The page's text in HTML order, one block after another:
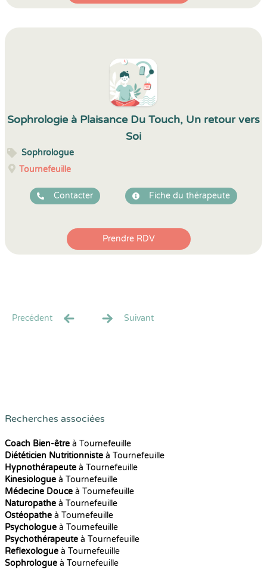
Sophrologie à Plaisance Du Touch, Un retour vers
Soi
Sophrologue
Tournefeuille
Contacter Fiche du thérapeute
Prendre RDV
Precédent Suivant
Recherches associées
Coach Bien-être à Tournefeuille
Diététicien Nutritionniste à Tournefeuille
Hypnothérapeute à Tournefeuille
Kinesiologue à Tournefeuille
Médecine Douce à Tournefeuille
Naturopathe à Tournefeuille
Ostéopathe à Tournefeuille
Psychologue à Tournefeuille
Psychothérapeute à Tournefeuille
Reflexologue à Tournefeuille
Sophrologue à Tournefeuille